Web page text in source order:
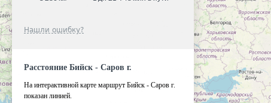
Нашли ошибку?
Расстояние Бийск - Саров г.
На интерактивной карте маршрут Бийск - Саров г.
показан линией.